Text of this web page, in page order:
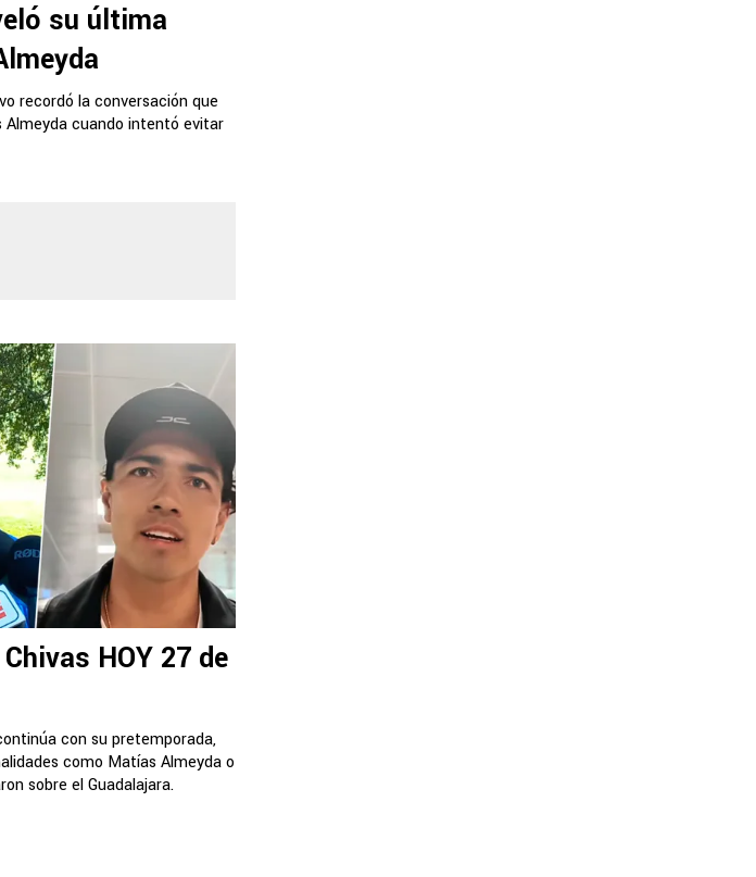
su última
recordó la conversación que
cuando intentó evitar
HOY 27 de
con su pretemporada,
como Matías Almeyda o
sobre el Guadalajara.